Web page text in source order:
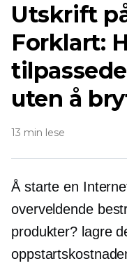
Utskrift
Forklart:
uten å
13 min lese
Å starte en
overveldende
produkter? lagre